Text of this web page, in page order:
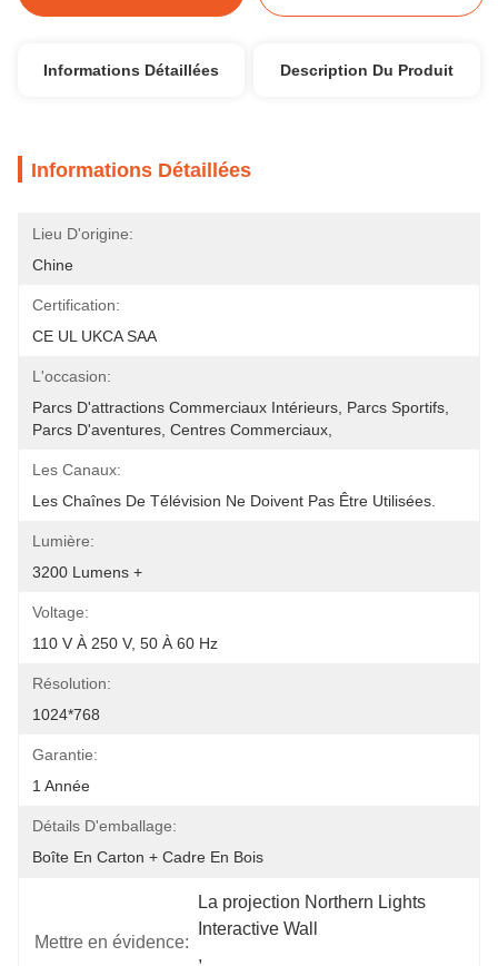
Informations Détaillées Description Du Produit
Informations Détaillées
Lieu D'origine:
Chine
Certification:
CE UL UKCA SAA
L'occasion:
Parcs D'attractions Commerciaux Intérieurs, Parcs Sportifs,
Parcs D'aventures, Centres Commerciaux,
Les Canaux:
Les Chaînes De Télévision Ne Doivent Pas Être Utilisées.
Lumière:
3200 Lumens +
Voltage:
110 V À 250 V, 50 À 60 Hz
Résolution:
1024*768
Garantie:
1 Année
Détails D'emballage:
Boîte En Carton + Cadre En Bois
Mettre en évidence:
La projection Northern Lights
Interactive Wall
,